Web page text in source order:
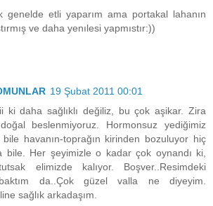
genelde etli yaparım ama portakal lahanın
ve daha yenılesi yapmıstır:))
19 Şubat 2011 00:01
ki daha sağlıklı değiliz, bu çok aşikar. Zira
beslenmiyoruz. Hormonsuz yediğimiz
havanın-toprağın kirinden bozuluyor hiç
bile. Her şeyimizle o kadar çok oynandı ki,
elimizde kalıyor. Boşver..Resimdeki
da..Çok güzel valla ne diyeyim.
sağlık arkadaşım.